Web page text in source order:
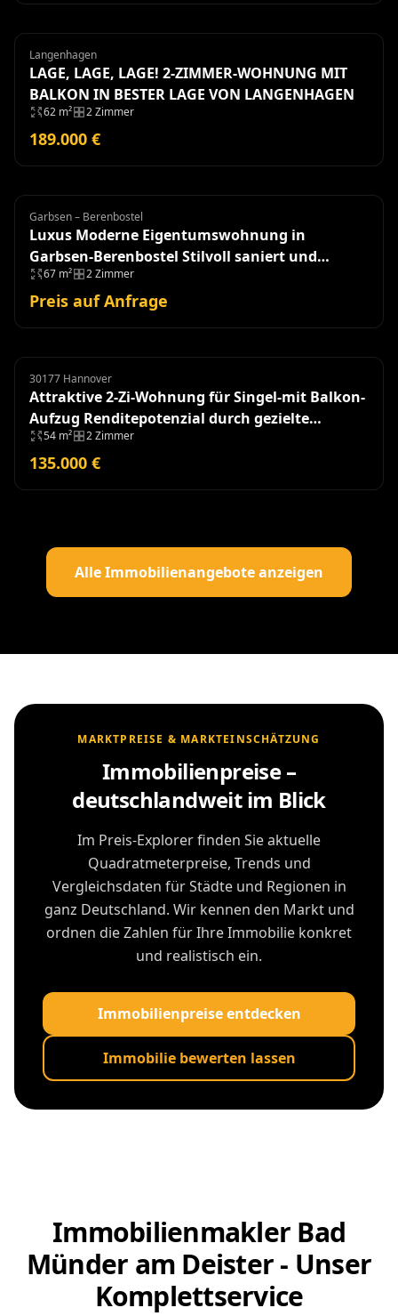
Wohnung
Langenhagen
LAGE, LAGE, LAGE! 2-ZIMMER-WOHNUNG MIT
BALKON IN BESTER LAGE VON LANGENHAGEN
62 m² 2 Zimmer
189.000 €
Eigentumswohnung
Garbsen – Berenbostel
Luxus Moderne Eigentumswohnung in
Garbsen-Berenbostel Stilvoll saniert und
einzugsbereit!
67 m² 2 Zimmer
Preis auf Anfrage
Eigentumswohnung
30177 Hannover
Attraktive 2-Zi-Wohnung für Singel-mit Balkon-
Aufzug Renditepotenzial durch gezielte
Modernisierung
54 m² 2 Zimmer
135.000 €
Alle Immobilienangebote anzeigen
MARKTPREISE & MARKTEINSCHÄTZUNG
Immobilienpreise –
deutschlandweit im Blick
Im Preis-Explorer finden Sie aktuelle
Quadratmeterpreise, Trends und
Vergleichsdaten für Städte und Regionen in
ganz Deutschland. Wir kennen den Markt und
ordnen die Zahlen für Ihre Immobilie konkret
und realistisch ein.
Immobilienpreise entdecken
Immobilie bewerten lassen
Immobilienmakler Bad
Münder am Deister - Unser
Komplettservice